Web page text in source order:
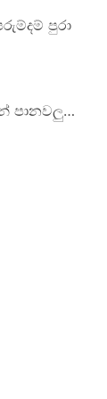
පුරා
පානවලු…